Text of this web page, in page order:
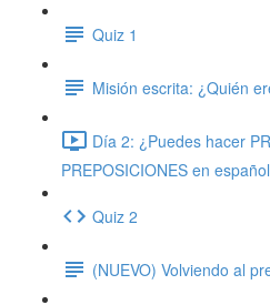
Quiz 1
Misión escrita: ¿Quién
Día 2: ¿Puedes hacer
PREPOSICIONES en
Quiz 2
(NUEVO) Volviendo al